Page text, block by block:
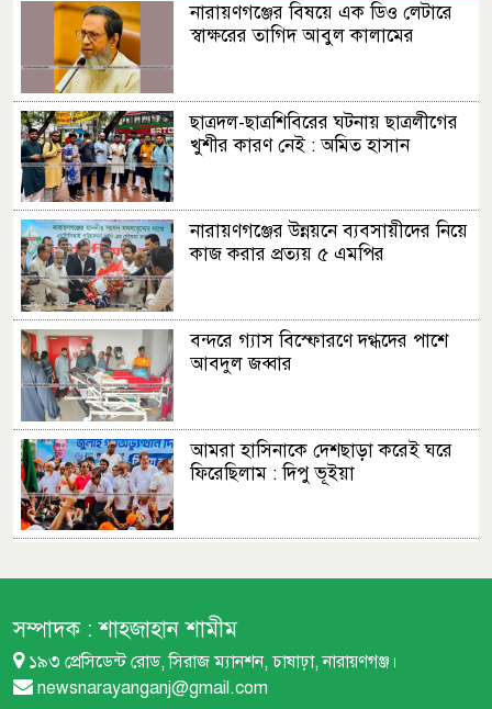
নারায়ণগঞ্জের বিষয়ে এক ডিও লেটারে
স্বাক্ষরের তাগিদ আবুল কালামের
ছাত্রদল-ছাত্রশিবিরের ঘটনায় ছাত্রলীগের
খুশীর কারণ নেই : অমিত হাসান
নারায়ণগঞ্জের উন্নয়নে ব্যবসায়ীদের নিয়ে
কাজ করার প্রত্যয় ৫ এমপির
বন্দরে গ্যাস বিস্ফোরণে দগ্ধদের পাশে
আবদুল জব্বার
আমরা হাসিনাকে দেশছাড়া করেই ঘরে
ফিরেছিলাম : দিপু ভূইয়া
থানা
বন্দরে বিস্ফোরণে একই পরিবারের
শিশুসহ ৩ জন দগ্ধ
সম্পাদক :শাহজাহান শামীম
১৯৩ প্রেসিডেন্ট রোড, সিরাজ ম্যানশন, চাষাঢ়া, নারায়ণগঞ্জ।
newsnarayanganj@gmail.com